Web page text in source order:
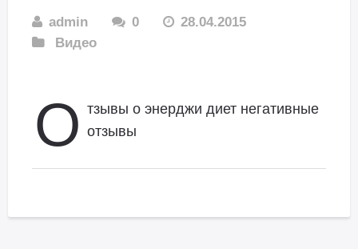
admin 0
28.04.2015
Видео
О тзывы о энерджи диет негативные
отзывы